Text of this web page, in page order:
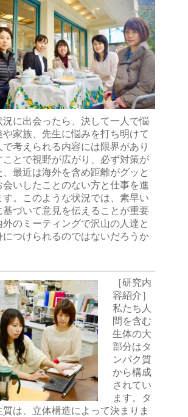
況に出会ったら、決して一人で悩
家族、先生に悩みを打ち明けて
考えられる内容には限界があり
ことで視野が広がり、必ず対策が
最近は海外を含め距離がグッと
いしたことのない方と仕事を進
。このような状況では、素早い
づいて意見を伝えることが重要
のミーティングで沢山の人達と
つけられるのではないだろうか
［研究内
容紹介］
私たち人
間を含む
生体の大
部分はタ
ンパク質
から構成
されてい
ます。タ
は、立体構造によって決まりま